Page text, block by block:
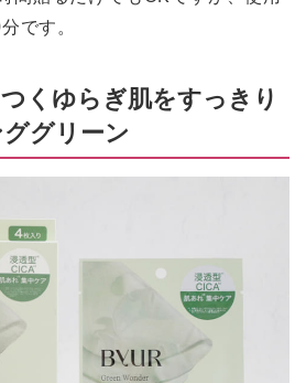
です。
くゆらぎ肌をすっきり
グリーン